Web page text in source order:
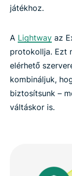
játékhoz.
A Lightway az
protokollja. Ezt
elérhető
kombináljuk,
biztosítsunk –
váltáskor is.